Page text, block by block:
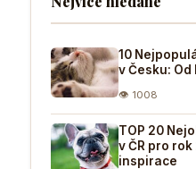
10
v Česku:
👁 1008
TOP 20
v ČR pro
inspirace